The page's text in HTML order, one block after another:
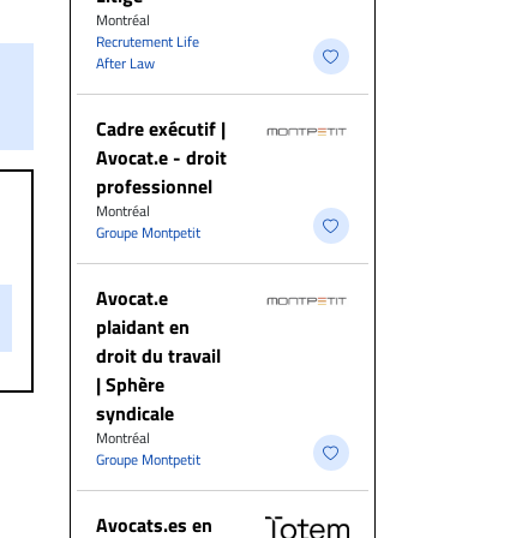
Montréal
Recrutement Life
After Law
Cadre exécutif |
Avocat.e - droit
professionnel
Montréal
Groupe Montpetit
Avocat.e
plaidant en
droit du travail
| Sphère
syndicale
Montréal
Groupe Montpetit
Avocats.es en